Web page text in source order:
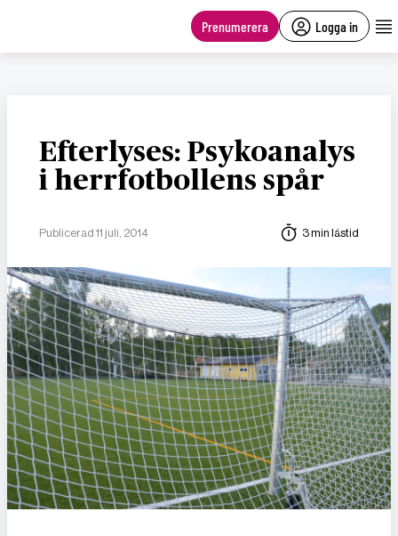
Prenumerera Logga in
Efterlyses: Psykoanalys
i herrfotbollens spår
Publicerad 11 juli, 2014 3 min lästid